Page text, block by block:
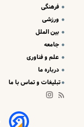
فرهنگی
ورزشی
بین الملل
جامعه
علم و فناوری
درباره ما
تبلیغات و تماس با ما